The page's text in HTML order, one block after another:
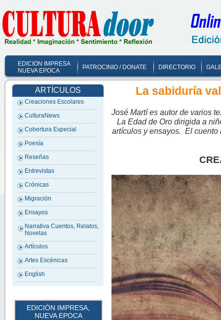
EDICION IMPRESA
NUEVA EPOCA
PATROCINIO / DONATE DIRECTORIO
ARTÍCULOS
Creaciones Escolares
CulturaNews
Cobertura Especial
Poesía
Reseñas
Entrevistas
Crónicas
Migración
Ensayos
Narrativa Cuentos, Relatos,
Novelas
Artículos
Artes Escénicas
English
EDICIÓN IMPRESA,
NUEVA EPOCA
La sabiduría
José Martí es autor de varios
La Edad de Oro dirigida a
artículos y ensayos. El cuento